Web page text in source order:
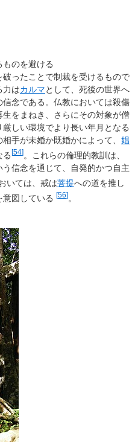
のを避ける
ったことで制裁を受けるもので
力はカルマとして、死後の世界へ
念である。仏教においては殺傷
をまねき、さらにその対象が僧
しい環境でより長い年月となる
手が未婚か既婚かによって、 娼
る [54] 。これらの倫理的教訓は、
信念を通じて、自発的かつ自主
いては、戒は菩提への道を推し
図している [56]。